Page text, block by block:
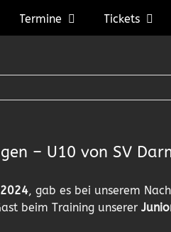
Termine Tickets
– U10 von SV
, gab es bei unserem
beim Training unserer